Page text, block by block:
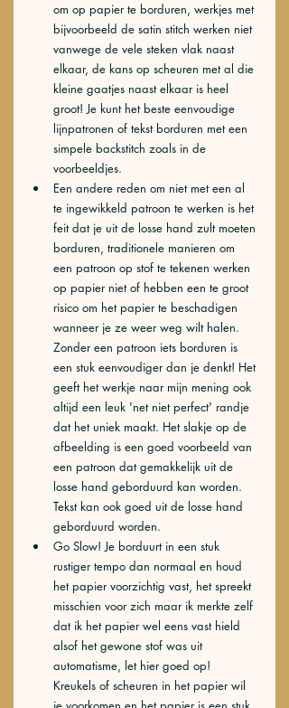
om op papier te borduren, werkjes met
bijvoorbeeld de satin stitch werken niet
vanwege de vele steken vlak naast
elkaar, de kans op scheuren met al die
kleine gaatjes naast elkaar is heel
groot! Je kunt het beste eenvoudige
lijnpatronen of tekst borduren met een
simpele backstitch zoals in de
voorbeeldjes.
Een andere reden om niet met een al
te ingewikkeld patroon te werken is het
feit dat je uit de losse hand zult moeten
borduren, traditionele manieren om
een patroon op stof te tekenen werken
op papier niet of hebben een te groot
risico om het papier te beschadigen
wanneer je ze weer weg wilt halen.
Zonder een patroon iets borduren is
een stuk eenvoudiger dan je denkt! Het
geeft het werkje naar mijn mening ook
altijd een leuk 'net niet perfect' randje
dat het uniek maakt. Het slakje op de
afbeelding is een goed voorbeeld van
een patroon dat gemakkelijk uit de
losse hand geborduurd kan worden.
Tekst kan ook goed uit de losse hand
geborduurd worden.
Go Slow! Je borduurt in een stuk
rustiger tempo dan normaal en houd
het papier voorzichtig vast, het spreekt
misschien voor zich maar ik merkte zelf
dat ik het papier wel eens vast hield
alsof het gewone stof was uit
automatisme, let hier goed op!
Kreukels of scheuren in het papier wil